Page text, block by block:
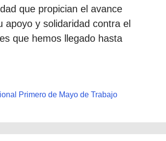
que propician el avance
apoyo y solidaridad contra el
que hemos llegado hasta
Primero de Mayo de Trabajo